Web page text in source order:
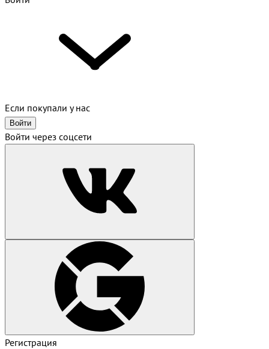
Если покупали у нас
Войти
Войти через соцсети
Регистрация